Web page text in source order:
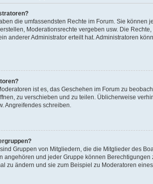
die umfassendsten Rechte im Forum. Sie können
Moderationsrechte vergeben usw. Die
anderer Administrator erteilt hat. Administratoren
ist es, das Geschehen im Forum zu
zu verschieben und zu teilen. Üblicherweise
Angreifendes schreiben.
Gruppen von Mitgliedern, die die Mitglieder des
angehören und jeder Gruppe können
zu ändern und sie zum Beispiel zu Moderatoren